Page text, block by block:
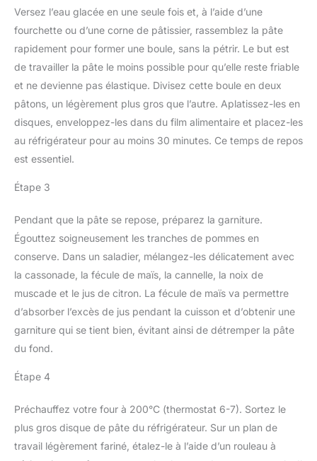
Versez l’eau glacée en une seule fois et, à l’aide d’une
fourchette ou d’une corne de pâtissier, rassemblez la pâte
rapidement pour former une boule, sans la pétrir. Le but est
de travailler la pâte le moins possible pour qu’elle reste friable
et ne devienne pas élastique. Divisez cette boule en deux
pâtons, un légèrement plus gros que l’autre. Aplatissez-les en
disques, enveloppez-les dans du film alimentaire et placez-les
au réfrigérateur pour au moins 30 minutes. Ce temps de repos
est essentiel.
Étape 3
Pendant que la pâte se repose, préparez la garniture.
Égouttez soigneusement les tranches de pommes en
conserve. Dans un saladier, mélangez-les délicatement avec
la cassonade, la fécule de maïs, la cannelle, la noix de
muscade et le jus de citron. La fécule de maïs va permettre
d’absorber l’excès de jus pendant la cuisson et d’obtenir une
garniture qui se tient bien, évitant ainsi de détremper la pâte
du fond.
Étape 4
Préchauffez votre four à 200°C (thermostat 6-7). Sortez le
plus gros disque de pâte du réfrigérateur. Sur un plan de
travail légèrement fariné, étalez-le à l’aide d’un rouleau à